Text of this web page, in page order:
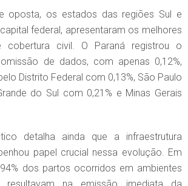
oposta, os estados das regiões Sul e
federal, apresentaram os melhores
cobertura civil. O Paraná registrou o
de dados, com apenas 0,12%,
Distrito Federal com 0,13%, São Paulo
do Sul com 0,21% e Minas Gerais
detalha ainda que a infraestrutura
papel crucial nessa evolução. Em
dos partos ocorridos em ambientes